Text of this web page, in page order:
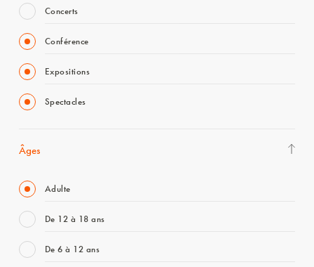
Concerts
Conférence
Expositions
Spectacles
Âges
Adulte
De 12 à 18 ans
De 6 à 12 ans